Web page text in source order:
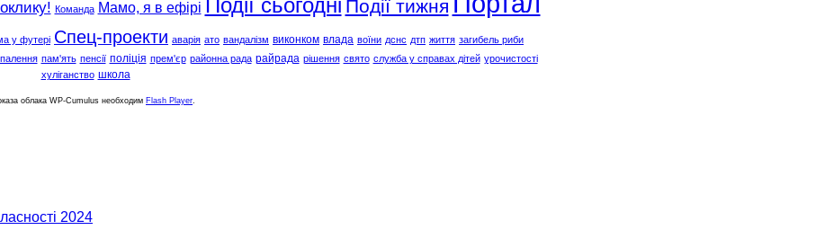
Команда Мамо, я в ефірі Події тижня
у футері Спец-проекти аварія ато вандалізм виконком влада воїни дснс дтп життя загибель риби
пам'ять пенсії поліція прем'єр районна рада райрада рішення свято служба у справах дітей урочистості
хуліганство школа
облака WP-Cumulus необходим Flash Player
2024